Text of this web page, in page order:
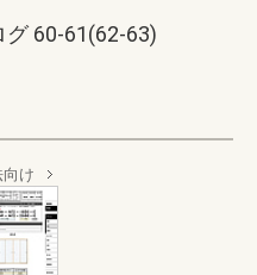
60-61(62-63)
け